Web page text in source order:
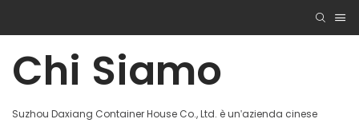
Chi Siamo
Suzhou Daxiang Container House Co., Ltd. è un'azienda cinese